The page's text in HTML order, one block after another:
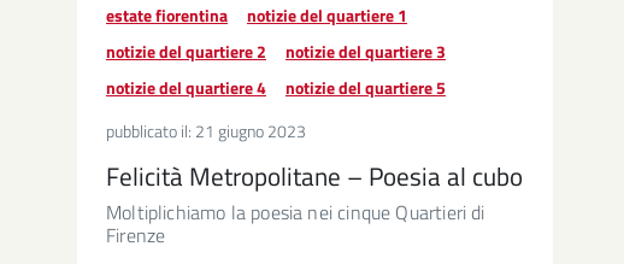
estate fiorentina
notizie del quartiere 1
notizie del quartiere 2
notizie del quartiere 3
notizie del quartiere 4
notizie del quartiere 5
pubblicato il: 21 giugno 2023
Felicità Metropolitane – Poesia al cubo
Moltiplichiamo la poesia nei cinque Quartieri di
Firenze